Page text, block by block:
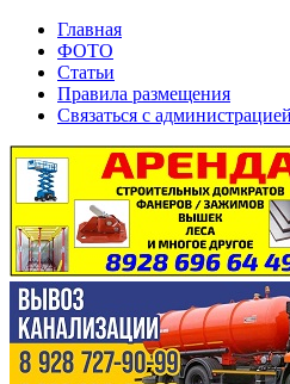
Главная
ФОТО
Статьи
Правила размещения
Связаться с